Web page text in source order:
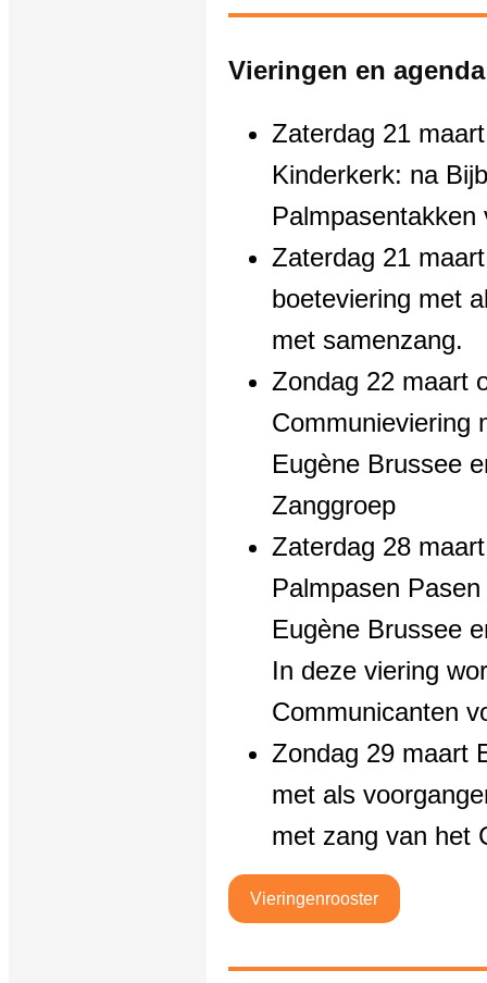
Vieringen en agenda
Zaterdag 21
Kinderkerk: na
Zaterdag 21
boeteviering met
met samenzang.
Zondag 22 maart
Communieviering
Eugène Brussee
Zanggroep
Zaterdag 28
Palmpasen
Eugène Brussee
In deze viering
Communicanten
Zondag 29 maart
met als
met zang van het
Vieringenrooster